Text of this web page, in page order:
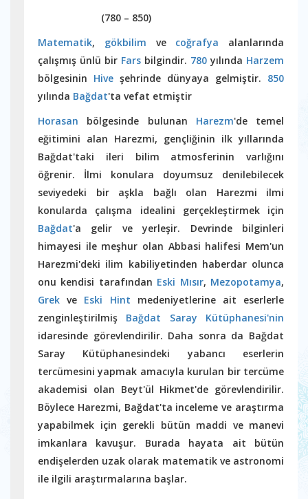
(780 – 850)
Matematik, gökbilim ve coğrafya alanlarında
çalışmış ünlü bir Fars bilgindir. 780 yılında Harzem
bölgesinin Hive şehrinde dünyaya gelmiştir. 850
yılında Bağdat'ta vefat etmiştir
Horasan bölgesinde bulunan Harezm'de temel
eğitimini alan Harezmi, gençliğinin ilk yıllarında
Bağdat'taki ileri bilim atmosferinin varlığını
öğrenir. İlmi konulara doyumsuz denilebilecek
seviyedeki bir aşkla bağlı olan Harezmi ilmi
konularda çalışma idealini gerçekleştirmek için
Bağdat'a gelir ve yerleşir. Devrinde bilginleri
himayesi ile meşhur olan Abbasi halifesi Mem'un
Harezmi'deki ilim kabiliyetinden haberdar olunca
onu kendisi tarafından Eski Mısır, Mezopotamya,
Grek ve Eski Hint medeniyetlerine ait eserlerle
zenginleştirilmiş Bağdat Saray Kütüphanesi'nin
idaresinde görevlendirilir. Daha sonra da Bağdat
Saray Kütüphanesindeki yabancı eserlerin
tercümesini yapmak amacıyla kurulan bir tercüme
akademisi olan Beyt'ül Hikmet'de görevlendirilir.
Böylece Harezmi, Bağdat'ta inceleme ve araştırma
yapabilmek için gerekli bütün maddi ve manevi
imkanlara kavuşur. Burada hayata ait bütün
endişelerden uzak olarak matematik ve astronomi
ile ilgili araştırmalarına başlar.